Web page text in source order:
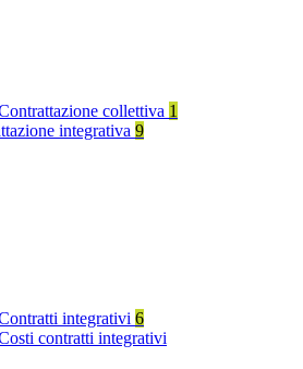
collettiva 1
integrativa 9
integrativi 6
contratti integrativi